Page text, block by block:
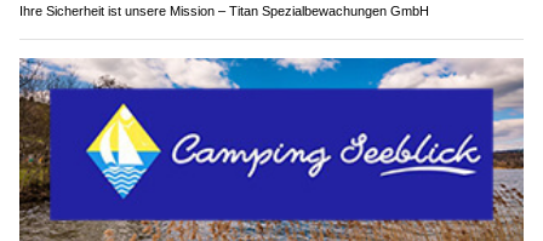
Ihre Sicherheit ist unsere Mission – Titan Spezialbewachungen GmbH